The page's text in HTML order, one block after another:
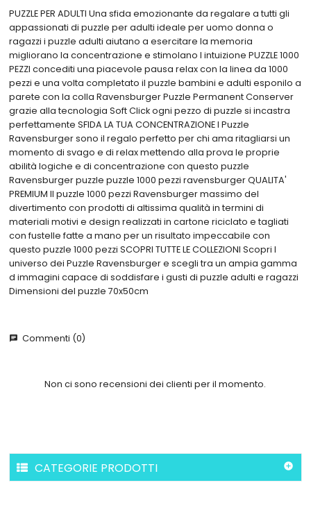
PUZZLE PER ADULTI Una sfida emozionante da regalare a tutti gli
appassionati di puzzle per adulti ideale per uomo donna o
ragazzi i puzzle adulti aiutano a esercitare la memoria
migliorano la concentrazione e stimolano l intuizione PUZZLE 1000
PEZZI concediti una piacevole pausa relax con la linea da 1000
pezzi e una volta completato il puzzle bambini e adulti esponilo a
parete con la colla Ravensburger Puzzle Permanent Conserver
grazie alla tecnologia Soft Click ogni pezzo di puzzle si incastra
perfettamente SFIDA LA TUA CONCENTRAZIONE I Puzzle
Ravensburger sono il regalo perfetto per chi ama ritagliarsi un
momento di svago e di relax mettendo alla prova le proprie
abilità logiche e di concentrazione con questo puzzle
Ravensburger puzzle puzzle 1000 pezzi ravensburger QUALITA'
PREMIUM Il puzzle 1000 pezzi Ravensburger massimo del
divertimento con prodotti di altissima qualità in termini di
materiali motivi e design realizzati in cartone riciclato e tagliati
con fustelle fatte a mano per un risultato impeccabile con
questo puzzle 1000 pezzi SCOPRI TUTTE LE COLLEZIONI Scopri l
universo dei Puzzle Ravensburger e scegli tra un ampia gamma
d immagini capace di soddisfare i gusti di puzzle adulti e ragazzi
Dimensioni del puzzle 70x50cm
chat Commenti (0)
Non ci sono recensioni dei clienti per il momento.
CATEGORIE PRODOTTI 